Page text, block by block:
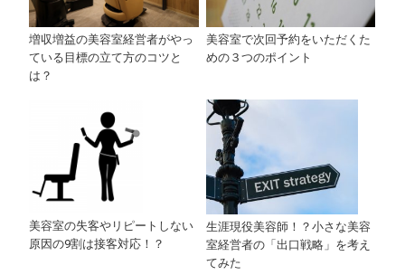
増収増益の美容室経営者がやっ
ている目標の立て方のコツと
は？
美容室で次回予約をいただくた
めの３つのポイント
美容室の失客やリピートしない
原因の9割は接客対応！？
生涯現役美容師！？小さな美容
室経営者の「出口戦略」を考え
てみた